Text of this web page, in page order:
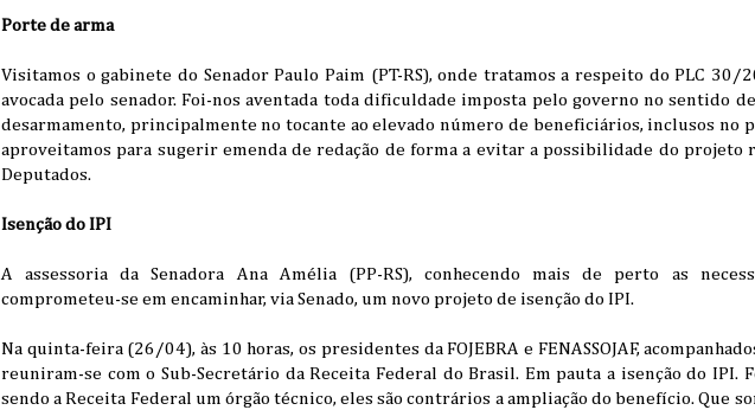
Porte de arma
Visitamos o gabinete do Senador Paulo Paim (PT-RS), onde tratamos a respeito do PLC
avocada pelo senador. Foi-nos aventada toda dificuldade imposta pelo governo no sentido
desarmamento, principalmente no tocante ao elevado número de beneficiários, inclusos no
aproveitamos para sugerir emenda de redação de forma a evitar a possibilidade do projeto
Deputados.
Isenção do IPI
A assessoria da Senadora Ana Amélia (PP-RS), conhecendo mais de perto as
comprometeu-se em encaminhar, via Senado, um novo projeto de isenção do IPI.
Na quinta-feira (26/04), às 10 horas, os presidentes da FOJEBRA e FENASSOJAF,
reuniram-se com o Sub-Secretário da Receita Federal do Brasil. Em pauta a isenção do IPI.
sendo a Receita Federal um órgão técnico, eles são contrários a ampliação do benefício. Que